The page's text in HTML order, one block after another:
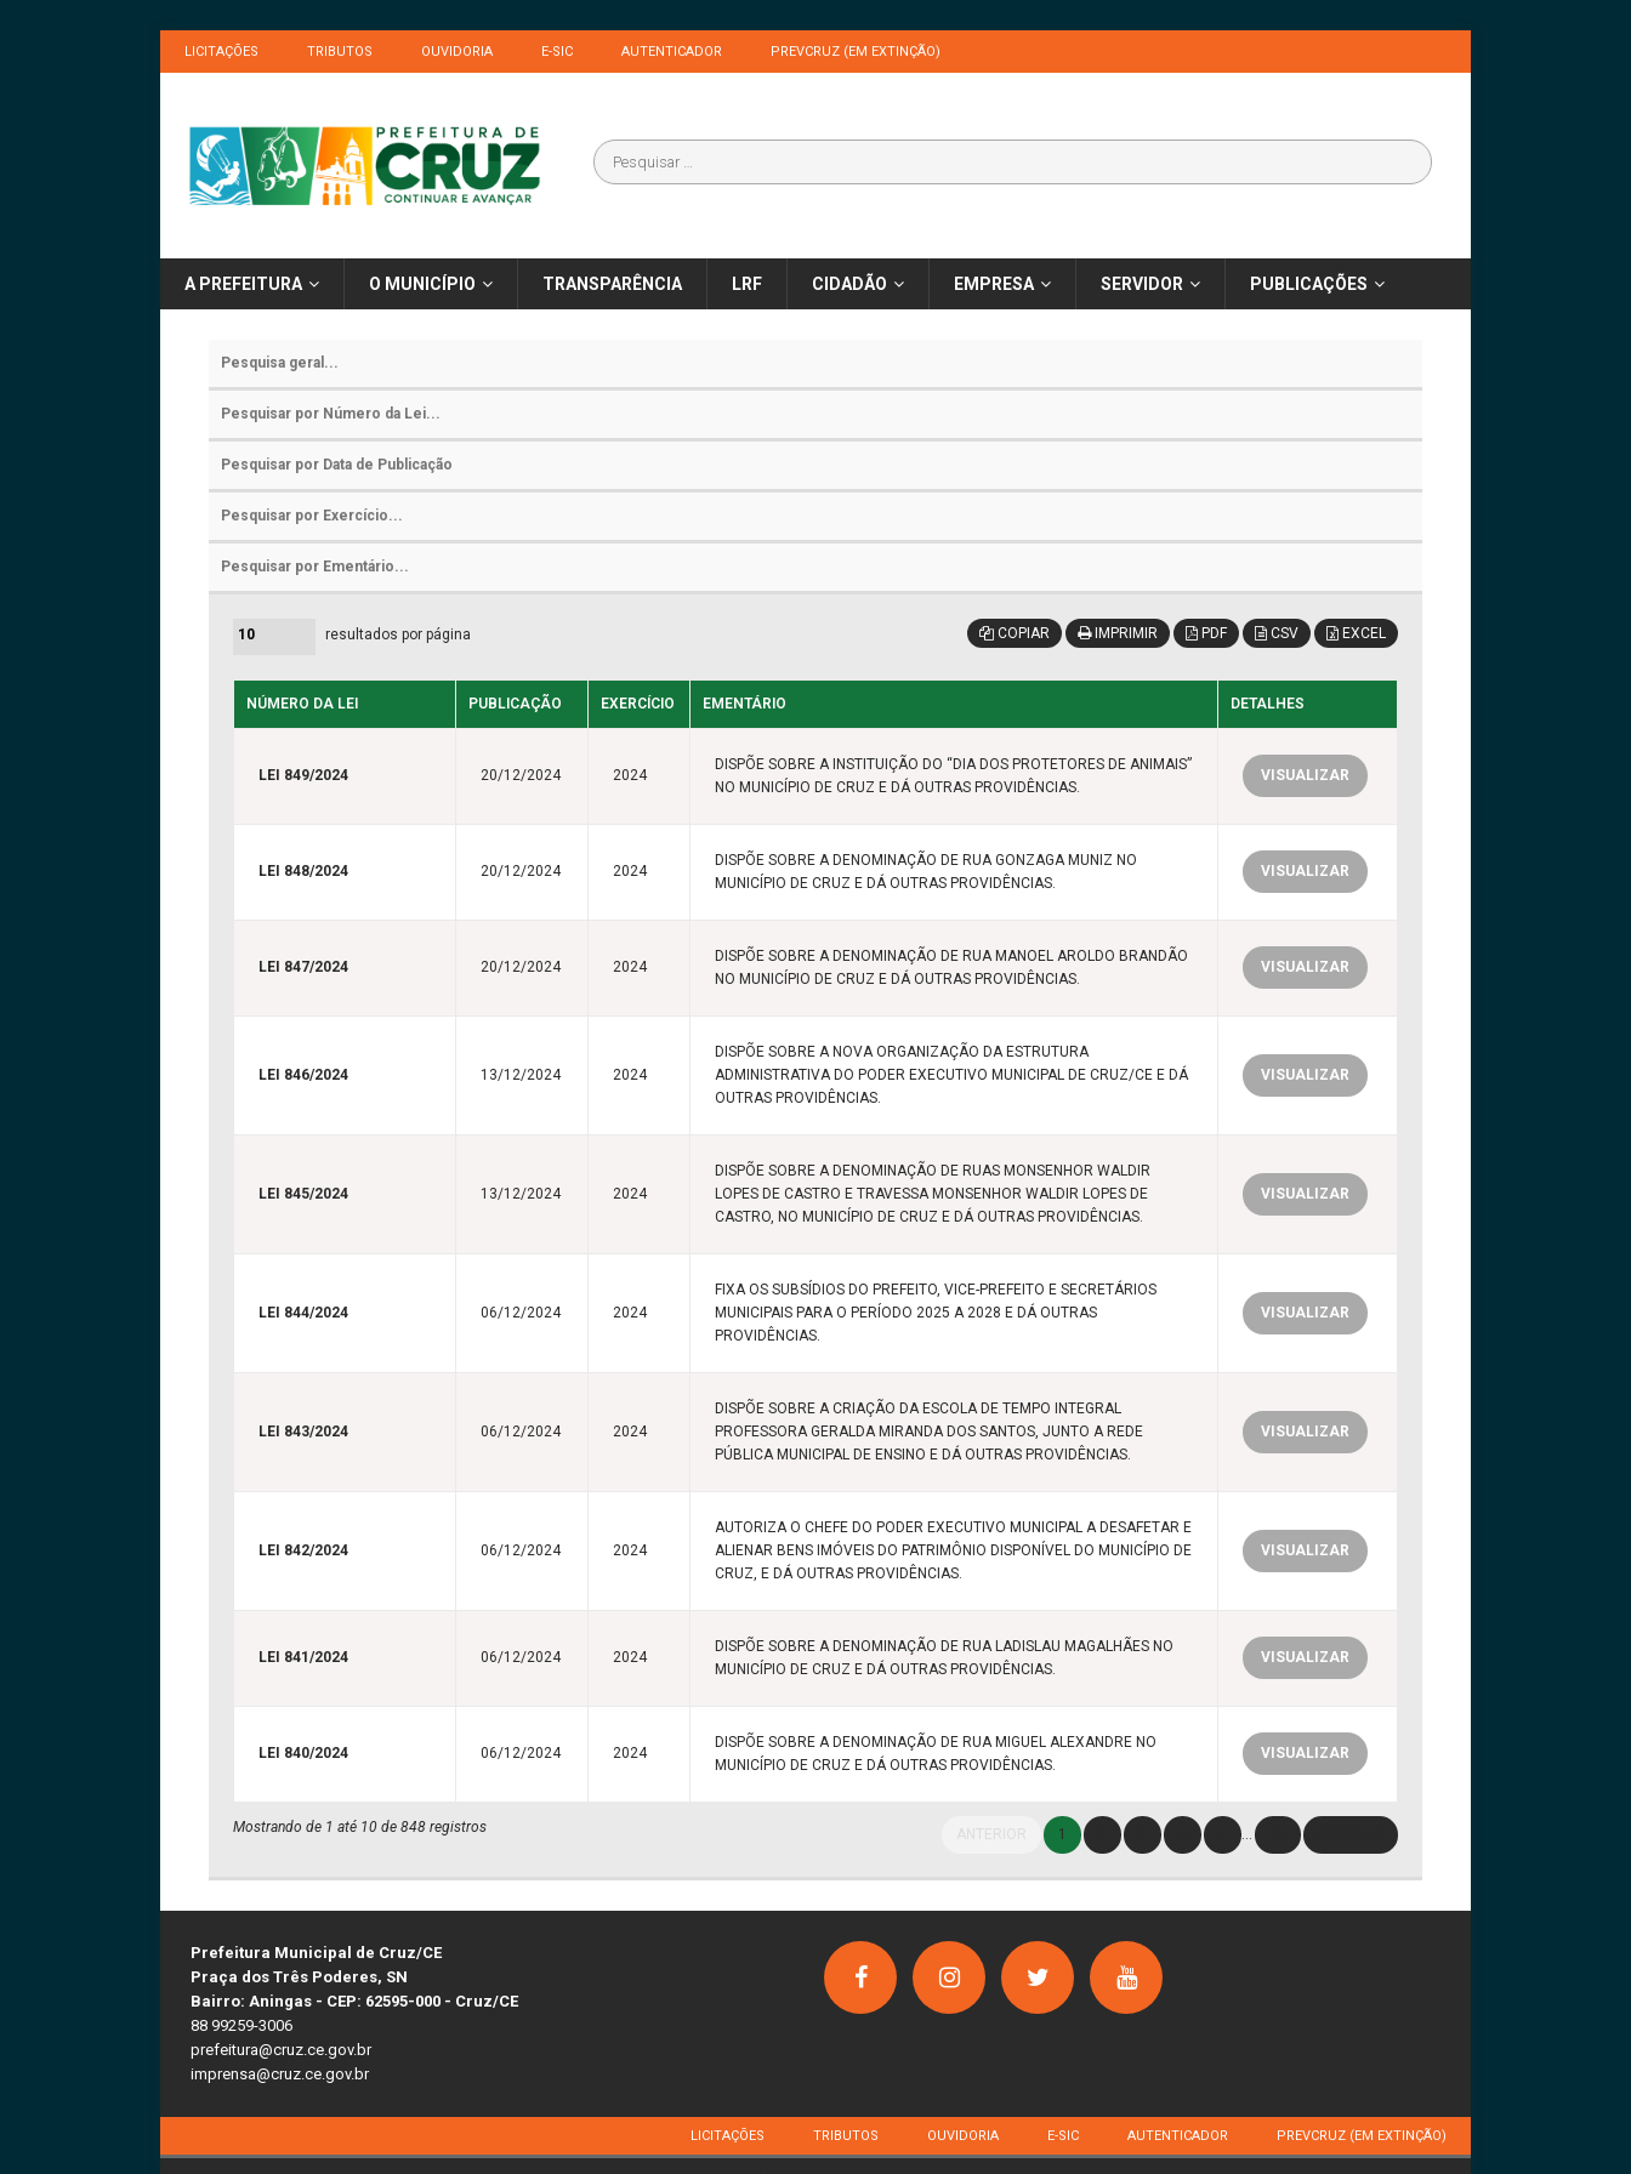
LICITAÇÕES TRIBUTOS OUVIDORIA E-SIC AUTENTICADOR PREVCRUZ (EM EXTINÇÃO)
A PREFEITURA O MUNICÍPIO TRANSPARÊNCIA LRF CIDADÃO EMPRESA SERVIDOR PUBLICAÇÕES
resultados por página COPIAR IMPRIMIR PDF CSV EXCEL
NÚMERO DA LEI PUBLICAÇÃO EXERCÍCIO EMENTÁRIO DETALHES
LEI 849/2024 20/12/2024 2024
DISPÕE SOBRE A INSTITUIÇÃO DO “DIA DOS PROTETORES DE ANIMAIS”
NO MUNICÍPIO DE CRUZ E DÁ OUTRAS PROVIDÊNCIAS.
VISUALIZAR
LEI 848/2024 20/12/2024 2024
DISPÕE SOBRE A DENOMINAÇÃO DE RUA GONZAGA MUNIZ NO
MUNICÍPIO DE CRUZ E DÁ OUTRAS PROVIDÊNCIAS.
VISUALIZAR
LEI 847/2024 20/12/2024 2024
DISPÕE SOBRE A DENOMINAÇÃO DE RUA MANOEL AROLDO BRANDÃO
NO MUNICÍPIO DE CRUZ E DÁ OUTRAS PROVIDÊNCIAS.
VISUALIZAR
LEI 846/2024 13/12/2024 2024
DISPÕE SOBRE A NOVA ORGANIZAÇÃO DA ESTRUTURA
ADMINISTRATIVA DO PODER EXECUTIVO MUNICIPAL DE CRUZ/CE E DÁ
OUTRAS PROVIDÊNCIAS.
VISUALIZAR
LEI 845/2024 13/12/2024 2024
DISPÕE SOBRE A DENOMINAÇÃO DE RUAS MONSENHOR WALDIR
LOPES DE CASTRO E TRAVESSA MONSENHOR WALDIR LOPES DE
CASTRO, NO MUNICÍPIO DE CRUZ E DÁ OUTRAS PROVIDÊNCIAS.
VISUALIZAR
LEI 844/2024 06/12/2024 2024
FIXA OS SUBSÍDIOS DO PREFEITO, VICE-PREFEITO E SECRETÁRIOS
MUNICIPAIS PARA O PERÍODO 2025 A 2028 E DÁ OUTRAS
PROVIDÊNCIAS.
VISUALIZAR
LEI 843/2024 06/12/2024 2024
DISPÕE SOBRE A CRIAÇÃO DA ESCOLA DE TEMPO INTEGRAL
PROFESSORA GERALDA MIRANDA DOS SANTOS, JUNTO A REDE
PÚBLICA MUNICIPAL DE ENSINO E DÁ OUTRAS PROVIDÊNCIAS.
VISUALIZAR
LEI 842/2024 06/12/2024 2024
AUTORIZA O CHEFE DO PODER EXECUTIVO MUNICIPAL A DESAFETAR E
ALIENAR BENS IMÓVEIS DO PATRIMÔNIO DISPONÍVEL DO MUNICÍPIO DE
CRUZ, E DÁ OUTRAS PROVIDÊNCIAS.
VISUALIZAR
LEI 841/2024 06/12/2024 2024
DISPÕE SOBRE A DENOMINAÇÃO DE RUA LADISLAU MAGALHÃES NO
MUNICÍPIO DE CRUZ E DÁ OUTRAS PROVIDÊNCIAS.
VISUALIZAR
LEI 840/2024 06/12/2024 2024
DISPÕE SOBRE A DENOMINAÇÃO DE RUA MIGUEL ALEXANDRE NO
MUNICÍPIO DE CRUZ E DÁ OUTRAS PROVIDÊNCIAS.
VISUALIZAR
Mostrando de 1 até 10 de 848 registros 1
Prefeitura Municipal de Cruz/CE
Praça dos Três Poderes, SN
Bairro: Aningas - CEP: 62595-000 - Cruz/CE
88 99259-3006
prefeitura@cruz.ce.gov.br
imprensa@cruz.ce.gov.br
LICITAÇÕES TRIBUTOS OUVIDORIA E-SIC AUTENTICADOR PREVCRUZ (EM EXTINÇÃO)